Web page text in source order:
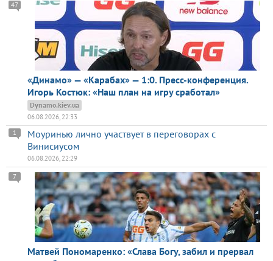
«Динамо» — «Карабах» — 1:0. Пресс-конференция.
Игорь Костюк: «Наш план на игру сработал»
47
Dynamo.kiev.ua
06.08.2026, 22:33
Моуринью лично участвует в переговорах с
Винисиусом
1
06.08.2026, 22:29
Матвей Пономаренко: «Слава Богу, забил и прервал
7